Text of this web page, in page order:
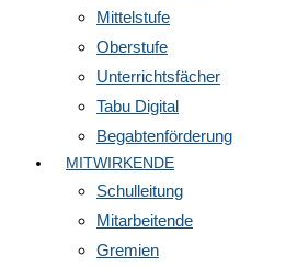
Mittelstufe
Oberstufe
Unterrichtsfächer
Tabu Digital
Begabtenförderung
MITWIRKENDE
Schulleitung
Mitarbeitende
Gremien